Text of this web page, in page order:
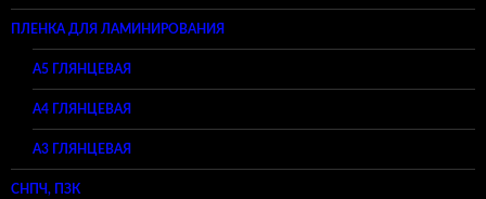
ПЛЕНКА ДЛЯ ЛАМИНИРОВАНИЯ
A5 ГЛЯНЦЕВАЯ
А4 ГЛЯНЦЕВАЯ
A3 ГЛЯНЦЕВАЯ
СНПЧ, ПЗК